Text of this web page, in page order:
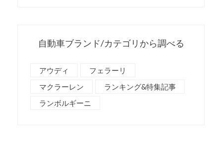
自動車ブランド/カテゴリから調べる
アウディ
フェラーリ
マクラーレン
ランキング&特集記事
ランボルギーニ